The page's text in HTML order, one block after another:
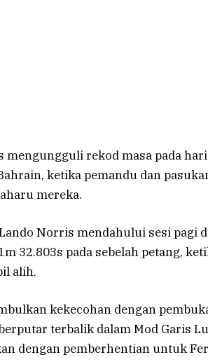
mengungguli rekod masa pada
ketika pemandu dan
mereka.
Norris mendahului sesi pagi
32.803s pada sebelah petang,
alih.
kekecohan dengan
terbalik dalam Mod Garis
dengan pemberhentian untuk